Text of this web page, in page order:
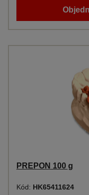
PREPON 100 g
Kód: HK65411624